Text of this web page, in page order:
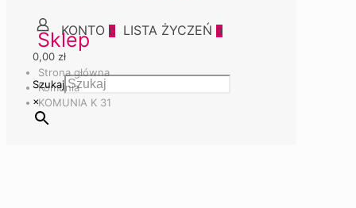
0
0
0,00 zł
Szukaj
×
Sklep
Strona główna
Komunia
KOMUNIA K 31